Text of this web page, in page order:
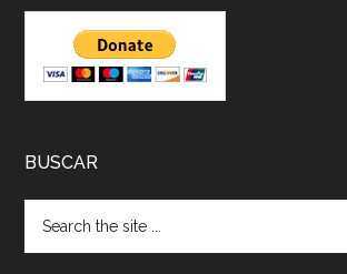
BUSCAR